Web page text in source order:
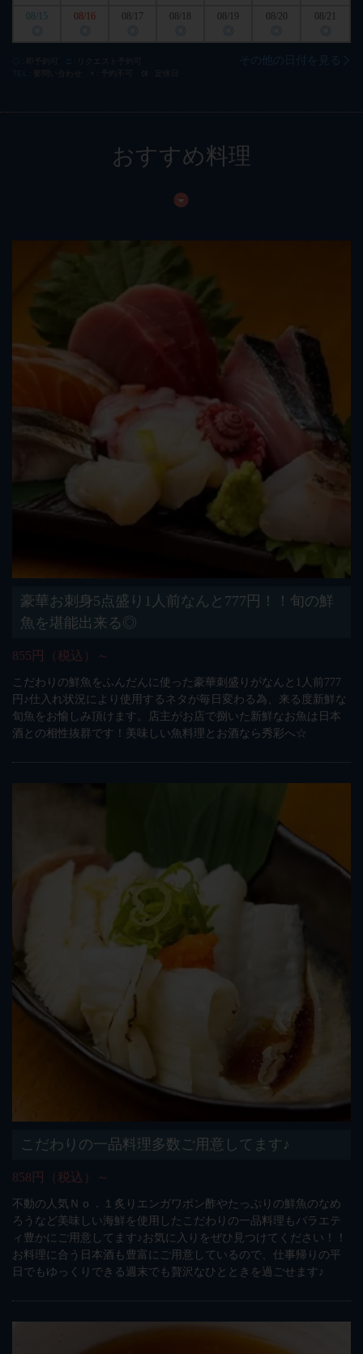
08/15
◎
08/16
◎
08/17
◎ ◎
08/19
◎
08/20
◎
08/21
◎
その他の日付を見る
おすすめ料理
豪華お刺身5点盛り1人前なんと777円！！旬の鮮
魚を堪能出来る◎
855円（税込）～
こだわりの鮮魚をふんだんに使った豪華刺盛りがなんと1人前777
円♪仕入れ状況により使用するネタが毎日変わる為、来る度新鮮な
旬魚をお愉しみ頂けます。店主がお店で捌いた新鮮なお魚は日本
酒との相性抜群です！美味しい魚料理とお酒なら秀彩へ☆
こだわりの一品料理多数ご用意してます♪
858円（税込）～
不動の人気Ｎｏ．１炙りエンガワポン酢やたっぷりの鮮魚のなめ
ろうなど美味しい海鮮を使用したこだわりの一品料理もバラエテ
ィ豊かにご用意してます♪お気に入りをぜひ見つけてください！！
お料理に合う日本酒も豊富にご用意しているので、仕事帰りの平
日でもゆっくりできる週末でも贅沢なひとときを過ごせます♪